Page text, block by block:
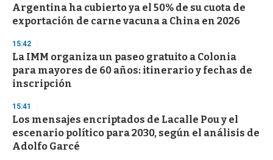
Argentina ha cubierto ya el 50% de su cuota de
exportación de carne vacuna a China en 2026
15:42
La IMM organiza un paseo gratuito a Colonia
para mayores de 60 años: itinerario y fechas de
inscripción
15:41
Los mensajes encriptados de Lacalle Pou y el
escenario político para 2030, según el análisis de
Adolfo Garcé